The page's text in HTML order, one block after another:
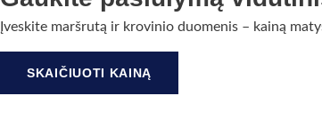
Įveskite maršrutą ir krovinio duomenis – kainą
SKAIČIUOTI KAINĄ